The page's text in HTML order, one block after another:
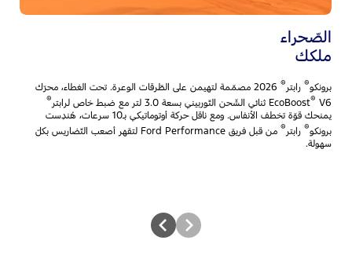
الصّحراء
ملكك
برونكو®رابتر ®
2026 مصمّمة لتهيمن على الطّرقات الوعرة. تحت الغطاء، محرّك
EcoBoost® V6 ثنائي الشّحن التّوربيني بسعة 3.0 لتر مع ضبط خاص لرابتر ®
يمنحك قوّة تخطف الأنفاس. ومع ناقل حركة أوتوماتيكي بـ10 سرعات، هُندِست
برونكو®رابتر ®
من قبل فريق Ford Performance لتقهر أصعب التّضاريس بكلّ
سهولة.